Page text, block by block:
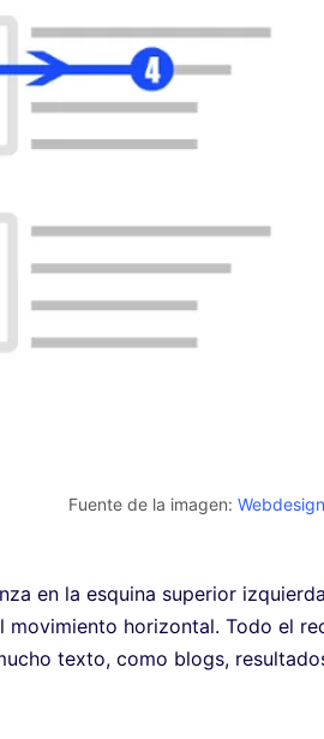
Fuente de la imagen: Webdesign
en la esquina superior
movimiento horizontal. Todo el
texto, como blogs,